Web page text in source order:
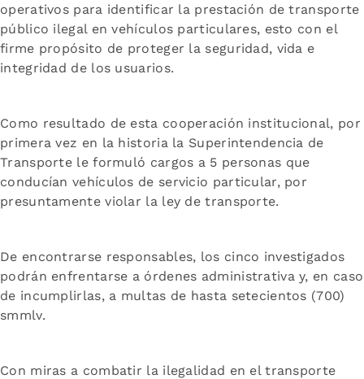
operativos para identificar la prestación de transporte
público ilegal en vehículos particulares, esto con el
firme propósito de proteger la seguridad, vida e
integridad de los usuarios.
Como resultado de esta cooperación institucional, por
primera vez en la historia la Superintendencia de
Transporte le formuló cargos a 5 personas que
conducían vehículos de servicio particular, por
presuntamente violar la ley de transporte.
De encontrarse responsables, los cinco investigados
podrán enfrentarse a órdenes administrativa y, en caso
de incumplirlas, a multas de hasta setecientos (700)
smmlv.
Con miras a combatir la ilegalidad en el transporte